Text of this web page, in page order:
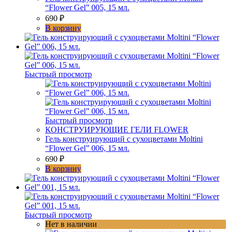
“Flower Gel” 005, 15 мл.
690 ₽
В корзину
Быстрый просмотр
Быстрый просмотр
КОНСТРУИРУЮЩИЕ ГЕЛИ FLOWER
Гель конструирующий с сухоцветами Moltini
“Flower Gel” 006, 15 мл.
690 ₽
В корзину
Быстрый просмотр
Нет в наличии